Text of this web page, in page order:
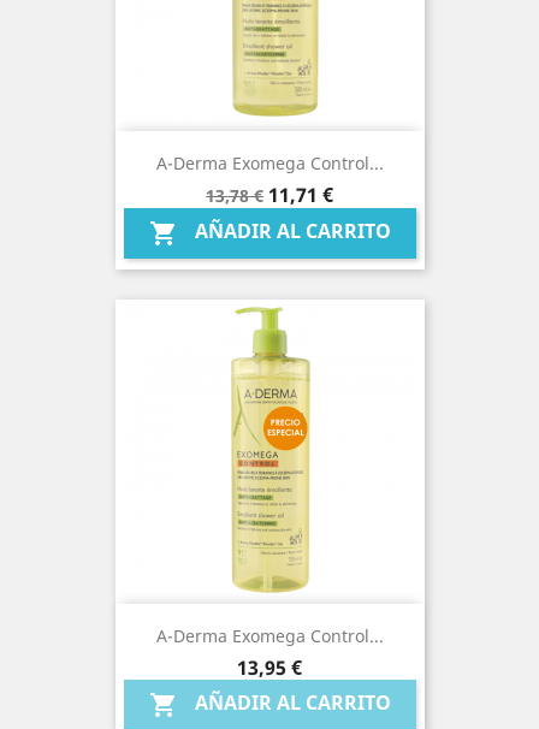
A-Derma Exomega Control...
Precio
base
13,78 € Precio
11,71 €
 AÑADIR AL CARRITO
A-Derma Exomega Control...
Precio
13,95 €
 AÑADIR AL CARRITO